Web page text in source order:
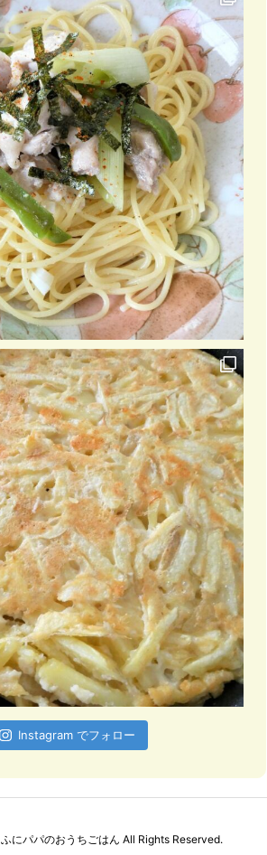
Instagram でフォロー
ふにパパのおうちごはん All Rights Reserved.